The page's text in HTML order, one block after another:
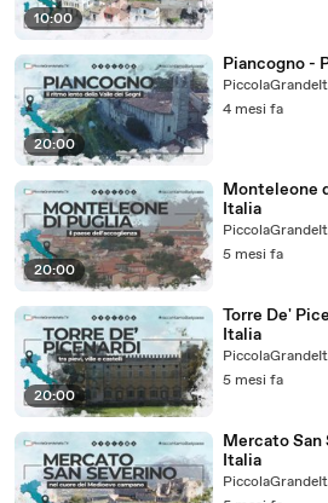
10:00
20:00
Piancogno -
4 mesi fa
20:00
Monteleone
Italia
5 mesi fa
20:00
Torre De'
Italia
5 mesi fa
Mercato San
Italia